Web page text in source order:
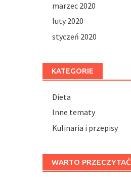
marzec 2020
luty 2020
styczeń 2020
KATEGORIE
Dieta
Inne tematy
Kulinaria i przepisy
WARTO PRZECZYTAĆ